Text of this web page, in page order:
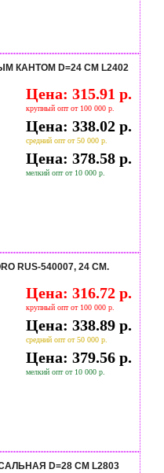
КАНТОМ D=24 СМ L2402
Цена: 315.91 р.
крупный опт от 100 000 р.
Цена: 338.02 р.
средний опт от 50 000 р.
Цена: 378.58 р.
мелкий опт от 10 000 р.
RUS-540007, 24 СМ.
Цена: 316.72 р.
крупный опт от 100 000 р.
Цена: 338.89 р.
средний опт от 50 000 р.
Цена: 379.56 р.
мелкий опт от 10 000 р.
D=28 СМ L2803